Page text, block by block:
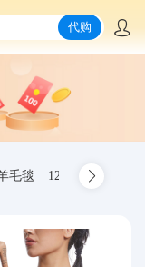
代购
毛毯 12.00-20 truck